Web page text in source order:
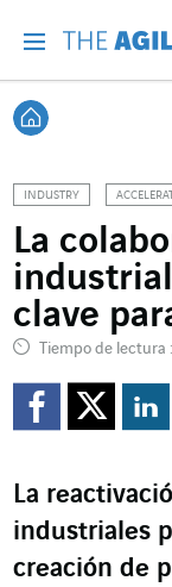
Volver
INDUSTRY
La
clave
Tiempo de lectura
La
industriales
creación de